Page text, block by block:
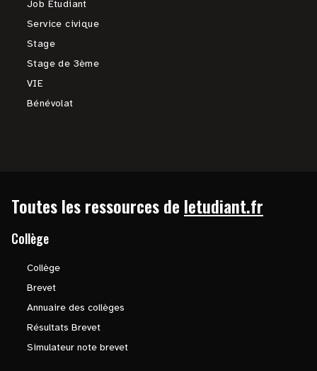
Job Étudiant
Service civique
Stage
Stage de 3ème
VIE
Bénévolat
Toutes les ressources de letudiant.fr
Collège
Collège
Brevet
Annuaire des collèges
Résultats Brevet
Simulateur note brevet